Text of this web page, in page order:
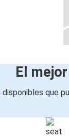
El
disponibles que